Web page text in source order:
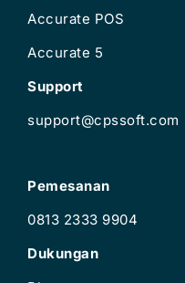
Accurate POS
Accurate 5
Support
support@cpssoft.com
Pemesanan
0813 2333 9904
Dukungan